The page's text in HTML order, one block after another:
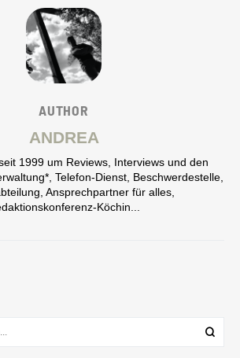
AUTHOR
ANDREA
1999 um Reviews, Interviews und den
Telefon-Dienst, Beschwerdestelle,
Ansprechpartner für alles,
Köchin...